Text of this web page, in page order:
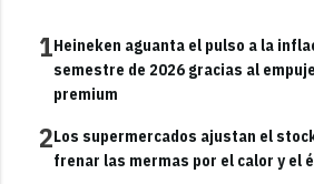
1Heineken aguanta el pulso a la
semestre de 2026 gracias al
premium
2Los supermercados ajustan el
frenar las mermas por el calor y el